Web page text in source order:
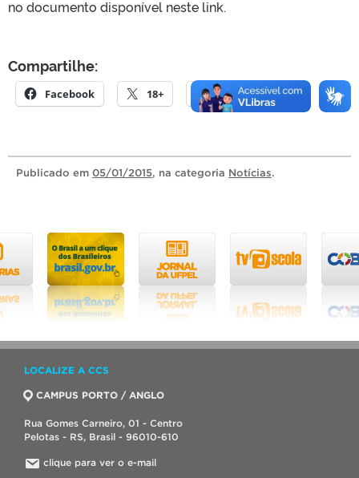
no documento disponível neste link.
Compartilhe:
Facebook 18+ E-mail
Publicado em 05/01/2015, na categoria Notícias.
LOCALIZE A CCS
CAMPUS PORTO / ANGLO
Rua Gomes Carneiro, 01 - Centro
Pelotas - RS, Brasil - 96010-610
clique para ver o e-mail